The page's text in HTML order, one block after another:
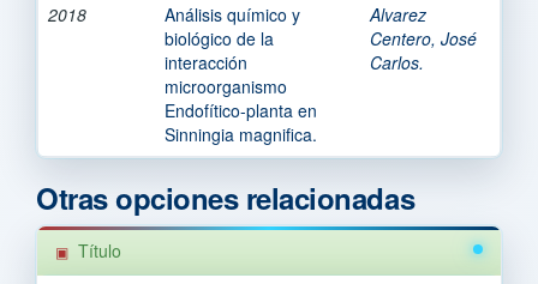
2018
Análisis químico y
biológico de la
interacción
microorganismo
Endofítico-planta en
Sinningia magnifica.
Alvarez
Centero, José
Carlos.
Otras opciones relacionadas
Título